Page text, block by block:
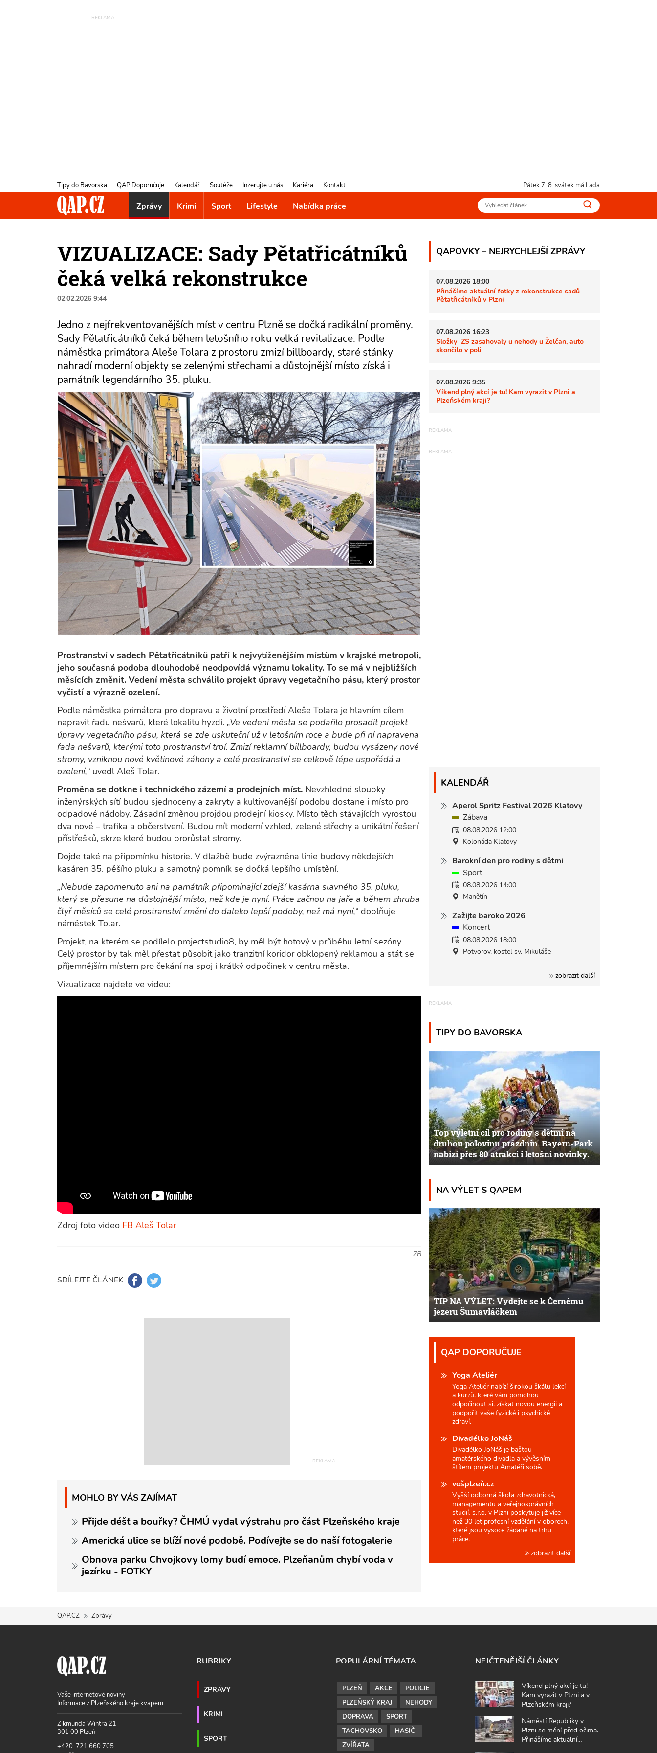
Tipy do Bavorska QAP Doporučuje Kalendář Soutěže Inzerujte u nás Kariéra Kontakt Pátek 7. 8. svátek má Lada
Zprávy Krimi Sport Lifestyle Nabídka práce
VIZUALIZACE: Sady Pětatřicátníků
čeká velká rekonstrukce
02.02.2026 9:44
Jedno z nejfrekventovanějších míst v centru Plzně se dočká radikální proměny.
Sady Pětatřicátníků čeká během letošního roku velká revitalizace. Podle
náměstka primátora Aleše Tolara z prostoru zmizí billboardy, staré stánky
nahradí moderní objekty se zelenými střechami a důstojnější místo získá i
památník legendárního 35. pluku.
Prostranství v sadech Pětatřicátníků patří k nejvytíženějším místům v krajské metropoli,
jeho současná podoba dlouhodobě neodpovídá významu lokality. To se má v nejbližších
měsících změnit. Vedení města schválilo projekt úpravy vegetačního pásu, který prostor
vyčistí a výrazně ozelení.
Podle náměstka primátora pro dopravu a životní prostředí Aleše Tolara je hlavním cílem
napravit řadu nešvarů, které lokalitu hyzdí. „Ve vedení města se podařilo prosadit projekt
úpravy vegetačního pásu, která se zde uskuteční už v letošním roce a bude při ní napravena
řada nešvarů, kterými toto prostranství trpí. Zmizí reklamní billboardy, budou vysázeny nové
stromy, vzniknou nové květinové záhony a celé prostranství se celkově lépe uspořádá a
ozelení,“ uvedl Aleš Tolar.
Proměna se dotkne i technického zázemí a prodejních míst. Nevzhledné sloupky
inženýrských sítí budou sjednoceny a zakryty a kultivovanější podobu dostane i místo pro
odpadové nádoby. Zásadní změnou projdou prodejní kiosky. Místo těch stávajících vyrostou
dva nové – trafika a občerstvení. Budou mít moderní vzhled, zelené střechy a unikátní řešení
přístřešků, skrze které budou prorůstat stromy.
Dojde také na připomínku historie. V dlažbě bude zvýrazněna linie budovy někdejších
kasáren 35. pěšího pluku a samotný pomník se dočká lepšího umístění.
„Nebude zapomenuto ani na památník připomínající zdejší kasárna slavného 35. pluku,
který se přesune na důstojnější místo, než kde je nyní. Práce začnou na jaře a během zhruba
čtyř měsíců se celé prostranství změní do daleko lepší podoby, než má nyní,“ doplňuje
náměstek Tolar.
Projekt, na kterém se podílelo projectstudio8, by měl být hotový v průběhu letní sezóny.
Celý prostor by tak měl přestat působit jako tranzitní koridor obklopený reklamou a stát se
příjemnějším místem pro čekání na spoj i krátký odpočinek v centru města.
Vizualizace najdete ve videu:
Zdroj foto video FB Aleš Tolar
ZB
SDÍLEJTE ČLÁNEK
MOHLO BY VÁS ZAJÍMAT
Přijde déšť a bouřky? ČHMÚ vydal výstrahu pro část Plzeňského kraje
Americká ulice se blíží nové podobě. Podívejte se do naší fotogalerie
Obnova parku Chvojkovy lomy budí emoce. Plzeňanům chybí voda v
jezírku - FOTKY
QAPOVKY – NEJRYCHLEJŠÍ ZPRÁVY
07.08.2026 18:00
Přinášíme aktuální fotky z rekonstrukce sadů
Pětatřicátníků v Plzni
07.08.2026 16:23
Složky IZS zasahovaly u nehody u Želčan, auto
skončilo v poli
07.08.2026 9:35
Víkend plný akcí je tu! Kam vyrazit v Plzni a
Plzeňském kraji?
KALENDÁŘ
Aperol Spritz Festival 2026 Klatovy
Zábava
08.08.2026 12:00
Kolonáda Klatovy
Barokní den pro rodiny s dětmi
Sport
08.08.2026 14:00
Manětín
Zažijte baroko 2026
Koncert
08.08.2026 18:00
Potvorov, kostel sv. Mikuláše
zobrazit další
TIPY DO BAVORSKA
Top výletní cíl pro rodiny s dětmi na
druhou polovinu prázdnin. Bayern-Park
nabízí přes 80 atrakcí i letošní novinky.
NA VÝLET S QAPEM
TIP NA VÝLET: Vydejte se k Černému
jezeru Šumavláčkem
QAP DOPORUČUJE
Yoga Ateliér
Yoga Ateliér nabízí širokou škálu lekcí
a kurzů, které vám pomohou
odpočinout si, získat novou energii a
podpořit vaše fyzické i psychické
zdraví.
Divadélko JoNáš
Divadélko JoNáš je baštou
amatérského divadla a vývěsním
štítem projektu Amatéři sobě.
vošplzeň.cz
Vyšší odborná škola zdravotnická,
managementu a veřejnosprávních
studií, s.r.o. v Plzni poskytuje již více
než 30 let profesní vzdělání v oborech,
které jsou vysoce žádané na trhu
práce.
zobrazit další
QAP.CZ Zprávy
Vaše internetové noviny
Informace z Plzeňského kraje kvapem
Zikmunda Wintra 21
301 00 Plzeň
+420 721 660 705
RUBRIKY
ZPRÁVY
KRIMI
SPORT
POPULÁRNÍ TÉMATA
PLZEŇ AKCE
POLICIE
PLZEŇSKÝ KRAJ
NEHODY
DOPRAVA
SPORT
TACHOVSKO
HASIČI
ZVÍŘATA
NEJČTENĚJŠÍ ČLÁNKY
Víkend plný akcí je tu!
Kam vyrazit v Plzni a v
Plzeňském kraji?
Náměstí Republiky v
Plzni se mění před očima.
Přinášíme aktuální